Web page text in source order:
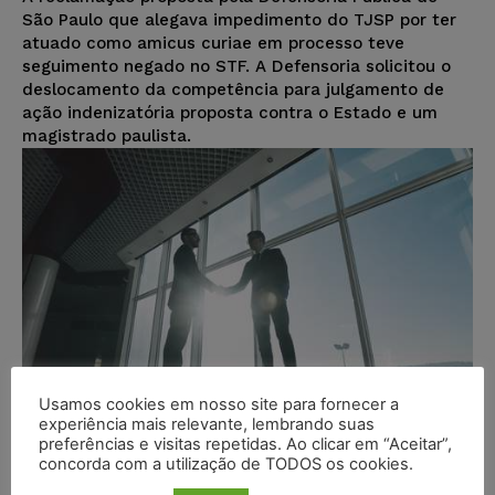
São Paulo que alegava impedimento do TJSP por ter
atuado como amicus curiae em processo teve
seguimento negado no STF. A Defensoria solicitou o
deslocamento da competência para julgamento de
ação indenizatória proposta contra o Estado e um
magistrado paulista.
Usamos cookies em nosso site para fornecer a
experiência mais relevante, lembrando suas
preferências e visitas repetidas. Ao clicar em “Aceitar”,
concorda com a utilização de TODOS os cookies.